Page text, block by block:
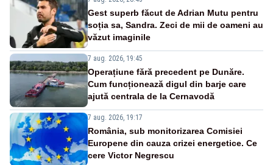
Gest superb făcut de Adrian Mutu pentru
soția sa, Sandra. Zeci de mii de oameni au
văzut imaginile
7 aug. 2026, 19:45
Operațiune fără precedent pe Dunăre.
Cum funcționează digul din barje care
ajută centrala de la Cernavodă
7 aug. 2026, 19:17
România, sub monitorizarea Comisiei
Europene din cauza crizei energetice. Ce
cere Victor Negrescu